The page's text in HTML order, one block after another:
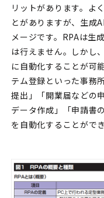
リットがあります。よ
とがありますが、生成
メージです。RPAは生
は行えません。しかし
に自動化することが可
テム登録といった事務
提出」「開業届などの
データ作成」「申請書
を自動化することができ